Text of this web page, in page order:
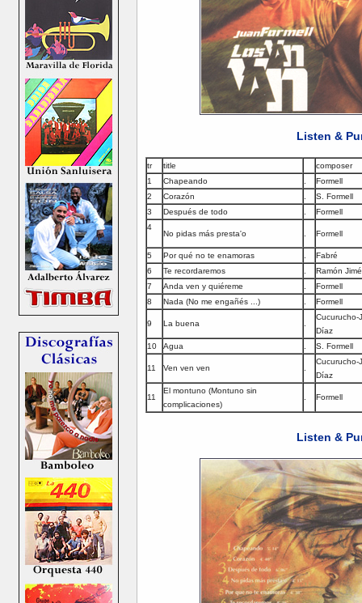
Listen &
tr title
composer
1
Chapeando
Formell
2
Corazón
S. Formell
3
Después de todo
Formell
4
No pidas más presta'o Formell
5 Por qué no te enamoras
Fabré
6
Te recordaremos
Ramón
7
Anda ven y quiéreme
Formell
8
Nada (No me engañés ...) Formell
9 La buena
Cucurucho-
Díaz
10
Agua S. Formell
11 Ven ven ven
Cucurucho-
Díaz
11
El montuno (Montuno sin
complicaciones)
Formell
Listen &